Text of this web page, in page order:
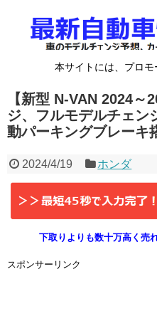
本サイトには、プロモ
【新型 N-VAN 2024～
ジ、フルモデルチェン
動パーキングブレーキ
2024/4/19 ホンダ
下取りよりも数十万高く売
スポンサーリンク